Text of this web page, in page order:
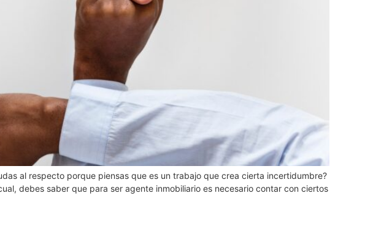
al respecto porque piensas que es un trabajo que crea cierta incertidumbre?
debes saber que para ser agente inmobiliario es necesario contar con ciertos